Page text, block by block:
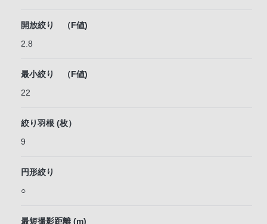
開放絞り （F値)
2.8
最小絞り （F値)
22
絞り羽根 (枚）
9
円形絞り
○
最短撮影距離 (m)